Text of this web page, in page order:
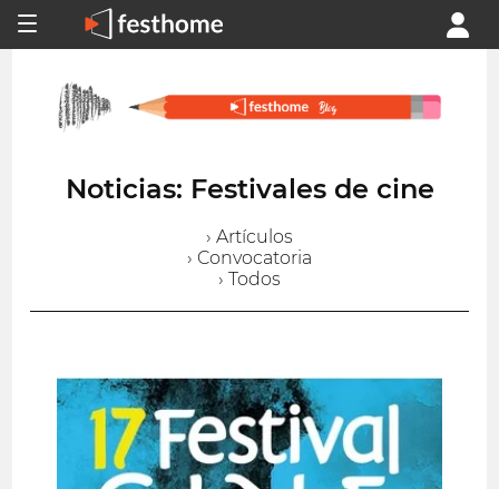
Noticias: Festivales de cine
› Artículos
› Convocatoria
› Todos